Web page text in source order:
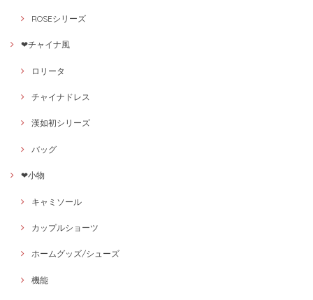
ROSEシリーズ
❤チャイナ風
ロリータ
チャイナドレス
漢如初シリーズ
バッグ
❤小物
キャミソール
カップルショーツ
ホームグッズ/シューズ
機能